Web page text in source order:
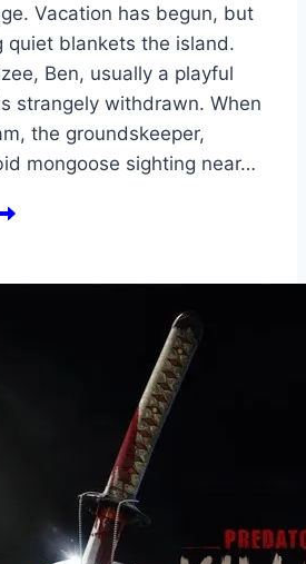
Vacation has begun, but
quiet blankets the island.
Ben, usually a playful
strangely withdrawn. When
the groundskeeper,
mongoose sighting near…
Movie